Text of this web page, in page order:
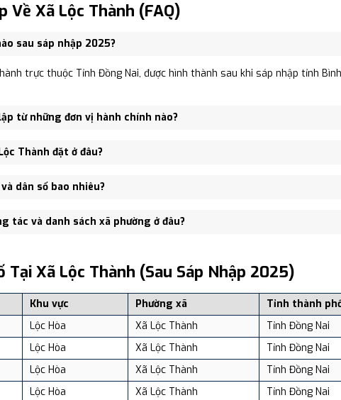
Về Xã Lộc Thành (FAQ)
sau sáp nhập 2025?
trực thuộc Tỉnh Đồng Nai, được hình thành sau khi sáp nhập tỉnh
từ những đơn vị hành chính nào?
cơ sở sáp nhập Xã Lộc Thịnh, Xã Lộc Thành.
Thành đặt ở đâu?
Thành đặt tại Ấp K'Liêu, xã Lộc Thành. - trung tâm khu vực thuận tiện
dân số bao nhiêu?
km², Dân số: 15,338 người, Mật độ dân số: Khoảng 74.42 người/km²
tác và danh sách xã phường ở đâu?
Nam.
Tại Xã Lộc Thành (sau Sáp Nhập 2025)
Khu vực Phường xã
Tỉnh thành
Lộc Hòa Xã Lộc Thành
Tỉnh Đồng Nai
Lộc Hòa Xã Lộc Thành
Tỉnh Đồng Nai
Lộc Hòa Xã Lộc Thành
Tỉnh Đồng Nai
Lộc Hòa Xã Lộc Thành
Tỉnh Đồng Nai